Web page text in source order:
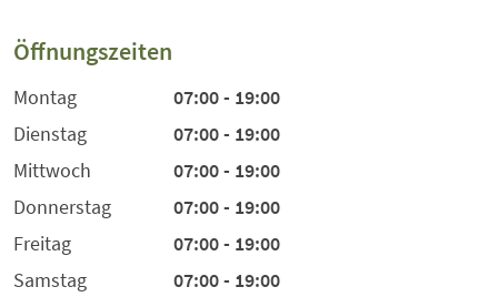
Öffnungszeiten
Montag
07:00 - 19:00
Dienstag
07:00 - 19:00
Mittwoch
07:00 - 19:00
Donnerstag
07:00 - 19:00
Freitag
07:00 - 19:00
Samstag
07:00 - 19:00